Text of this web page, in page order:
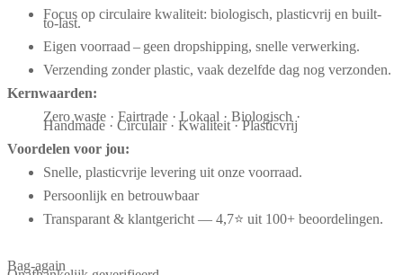
Focus op circulaire kwaliteit: biologisch, plasticvrij en built-
to-last.
Eigen voorraad – geen dropshipping, snelle verwerking.
Verzending zonder plastic, vaak dezelfde dag nog verzonden.
Kernwaarden:
Zero waste · Fairtrade · Lokaal · Biologisch ·
Handmade · Circulair · Kwaliteit · Plasticvrij
Voordelen voor jou:
Snelle, plasticvrije levering uit onze voorraad.
Persoonlijk en betrouwbaar
Transparant & klantgericht — 4,7⭐ uit 100+ beoordelingen.
Bag-again